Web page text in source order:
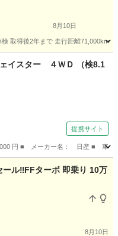
8月10日
取得後2年まで 走行距離71,000km
イスター ４ＷＤ （検8.1
提携サイト
円 ■ メーカー名： 日産 ■ 車
ル‼️FFターボ 即乗り 10万
8月10日